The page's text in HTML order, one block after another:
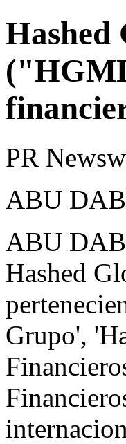
Hashed
PR
ABU
ABU
Hashed
Grupo',